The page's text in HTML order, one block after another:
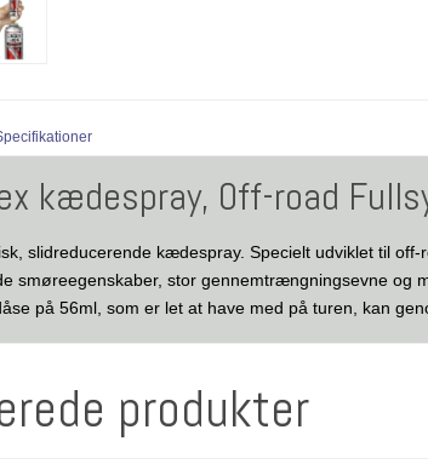
kædespray, Off-road
slidreducerende kædespray. Specielt udviklet til
smøreegenskaber, stor gennemtrængningsevne
på 56ml, som er let at have med på turen, kan
produkter